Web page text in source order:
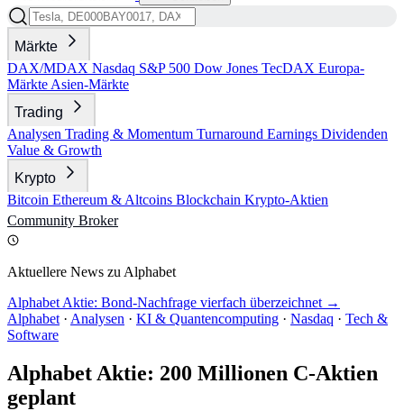
Märkte
DAX/MDAX Nasdaq S&P 500 Dow Jones TecDAX Europa-
Märkte Asien-Märkte
Trading
Analysen Trading & Momentum Turnaround Earnings Dividenden
Value & Growth
Krypto
Bitcoin Ethereum & Altcoins Blockchain Krypto-Aktien
Community Broker
Aktuellere News zu Alphabet
Alphabet Aktie: Bond-Nachfrage vierfach überzeichnet →
Alphabet · Analysen · KI & Quantencomputing · Nasdaq · Tech &
Software
Alphabet Aktie: 200 Millionen C-Aktien
geplant